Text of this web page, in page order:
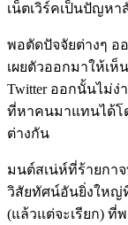
เน็ตเวิร์คเป็นปัญห
พอตัดปัจจัยต่างๆ อ
เผยตัวออกมาให้เห็
Twitter ออกนั้นไม่ง่
ที่หาคนมาแทนได้โ
ต่างกัน
มนต์สเน่ห์ที่ร้ายกาจ
วิสัยทัศน์อันยิ่งใหญ่
(แล้วแต่จะเรียก) ที่